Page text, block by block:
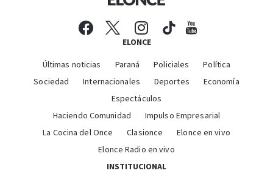
ELONCE
Últimas noticias Paraná Policiales
Política
Sociedad
Internacionales Deportes
Economía
Espectáculos
Haciendo Comunidad
Impulso Empresarial
La Cocina del Once
Clasionce
Elonce en vivo
Elonce Radio en vivo
INSTITUCIONAL